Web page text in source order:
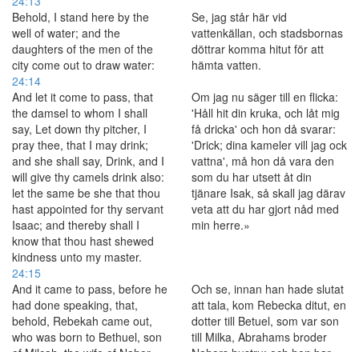
Behold, I stand here by the
well of water; and the
daughters of the men of the
city come out to draw water:
Se, jag står här vid
vattenkällan, och stadsbornas
döttrar komma hitut för att
hämta vatten.
24:14
And let it come to pass, that
the damsel to whom I shall
say, Let down thy pitcher, I
pray thee, that I may drink;
and she shall say, Drink, and I
will give thy camels drink also:
let the same be she that thou
hast appointed for thy servant
Isaac; and thereby shall I
know that thou hast shewed
kindness unto my master.
Om jag nu säger till en flicka:
'Håll hit din kruka, och låt mig
få dricka' och hon då svarar:
'Drick; dina kameler vill jag ock
vattna', må hon då vara den
som du har utsett åt din
tjänare Isak, så skall jag därav
veta att du har gjort nåd med
min herre.»
24:15
And it came to pass, before he
had done speaking, that,
behold, Rebekah came out,
who was born to Bethuel, son
Och se, innan han hade slutat
att tala, kom Rebecka ditut, en
dotter till Betuel, som var son
till Milka, Abrahams broder